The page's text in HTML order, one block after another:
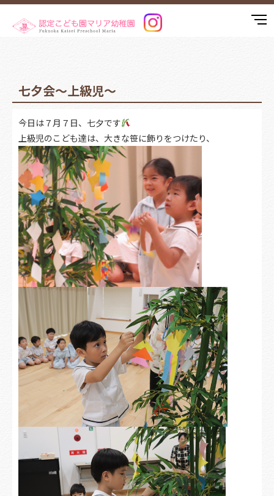
七夕会～上級児～
今日は７月７日、七夕です
上級児のこども達は、大きな笹に飾りをつけたり、